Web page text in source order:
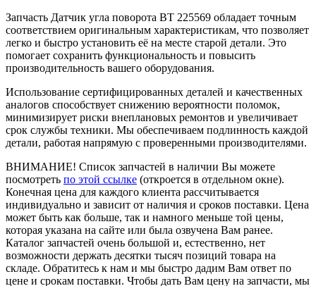
Запчасть Датчик угла поворота BT 225569 обладает точным
соответствием оригинальным характеристикам, что позволяет
легко и быстро установить её на месте старой детали. Это
помогает сохранить функциональность и повысить
производительность вашего оборудования.
Использование сертифицированных деталей и качественных
аналогов способствует снижению вероятности поломок,
минимизирует риски внеплановых ремонтов и увеличивает
срок службы техники. Мы обеспечиваем подлинность каждой
детали, работая напрямую с проверенными производителями.
ВНИМАНИЕ! Список запчастей в наличии Вы можете
посмотреть по этой ссылке (откроется в отдельном окне).
Конечная цена для каждого клиента рассчитывается
индивидуально и зависит от наличия и сроков поставки. Цена
может быть как больше, так и намного меньше той цены,
которая указана на сайте или была озвучена Вам ранее.
Каталог запчастей очень большой и, естественно, нет
возможности держать десятки тысяч позиций товара на
складе. Обратитесь к нам и мы быстро дадим Вам ответ по
цене и срокам поставки. Чтобы дать Вам цену на запчасти, мы